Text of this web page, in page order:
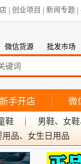
创业项目 新闻专题
微信货源 批发市场
新手开店 微
鞋
男鞋、女
用品、女生日用品